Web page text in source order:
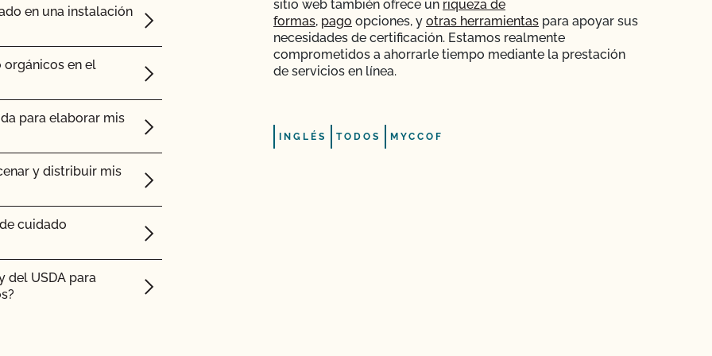
a la información
necesito?
cannabis certificado
productos de
¿Puedo
al CCOF?
a una nueva
orgánicas?
orgánicos?
piensos tengan
en una instalación
orgánicos en el
para elaborar mis
y distribuir mis
cuidado
del USDA para
sitio web también ofrece un riqueza de
formas, pago opciones, y otras herramientas para apoyar sus
necesidades de certificación. Estamos realmente
comprometidos a ahorrarle tiempo mediante la prestación
de servicios en línea.
INGLÉS TODOS MYCCOF